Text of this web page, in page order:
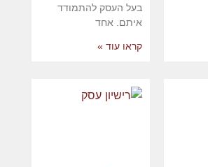
בעל העסק להתמודד
איתם. אחד
קראו עוד »